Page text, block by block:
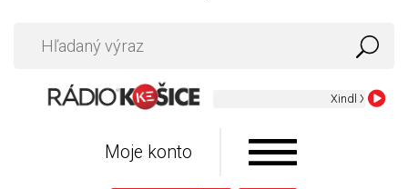
Xindl X ft
Moje konto